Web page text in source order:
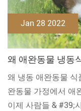
Jan 28 2022
왜 애완동물 냉동
왜 냉동 애완동물 식
완동물 가정에서 애
이제 사람들 & #39;